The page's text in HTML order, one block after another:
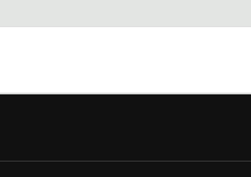
ter
ebo tub